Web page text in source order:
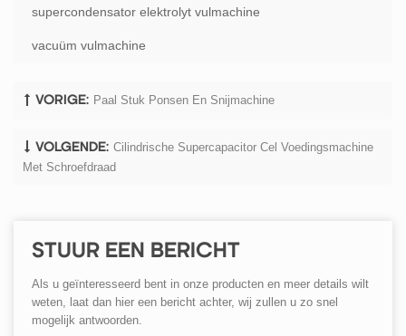
supercondensator elektrolyt vulmachine
vacuüm vulmachine
VORIGE: Paal Stuk Ponsen En Snijmachine
VOLGENDE: Cilindrische Supercapacitor Cel Voedingsmachine
Met Schroefdraad
STUUR EEN BERICHT
Als u geïnteresseerd bent in onze producten en meer details wilt
weten, laat dan hier een bericht achter, wij zullen u zo snel
mogelijk antwoorden.